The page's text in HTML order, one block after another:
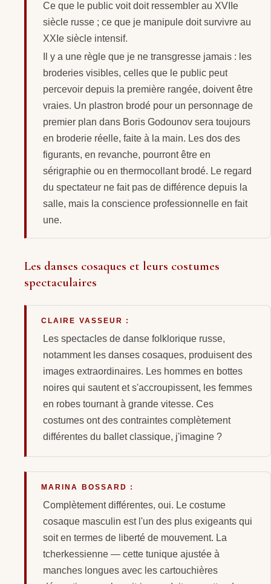
Ce que le public voit doit ressembler au XVIIe
siècle russe ; ce que je manipule doit survivre au
XXIe siècle intensif.
Il y a une règle que je ne transgresse jamais : les
broderies visibles, celles que le public peut
percevoir depuis la première rangée, doivent être
vraies. Un plastron brodé pour un personnage de
premier plan dans Boris Godounov sera toujours
en broderie réelle, faite à la main. Les dos des
figurants, en revanche, pourront être en
sérigraphie ou en thermocollant brodé. Le regard
du spectateur ne fait pas de différence depuis la
salle, mais la conscience professionnelle en fait
une.
Les danses cosaques et leurs costumes
spectaculaires
CLAIRE VASSEUR :
Les spectacles de danse folklorique russe,
notamment les danses cosaques, produisent des
images extraordinaires. Les hommes en bottes
noires qui sautent et s'accroupissent, les femmes
en robes tournant à grande vitesse. Ces
costumes ont des contraintes complètement
différentes du ballet classique, j'imagine ?
MARINA BOSSARD :
Complètement différentes, oui. Le costume
cosaque masculin est l'un des plus exigeants qui
soit en termes de liberté de mouvement. La
tcherkessienne — cette tunique ajustée à
manches longues avec les cartouchières